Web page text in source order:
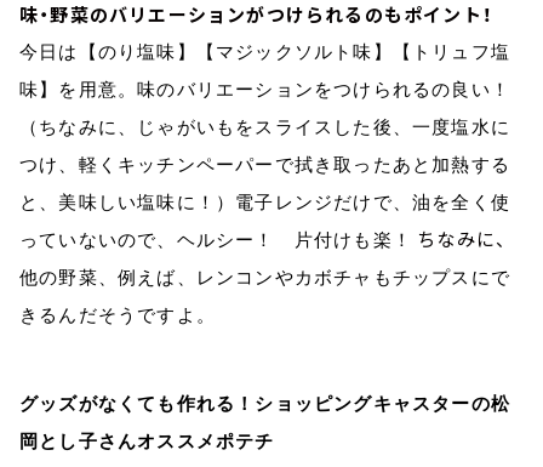
味・野菜のバリエーションがつけられるのもポイント！
今日は【のり塩味】【マジックソルト味】【トリュフ塩
味】を用意。味のバリエーションをつけられるの良い！
（ちなみに、じゃがいもをスライスした後、一度塩水に
つけ、軽くキッチンペーパーで拭き取ったあと加熱する
と、美味しい塩味に！）電子レンジだけで、油を全く使
っていないので、ヘルシー！ 片付けも楽！
ちなみに、
他の野菜、例えば、レンコンやカボチャもチップスにで
きるんだそうですよ。
グッズがなくても作れる！ショッピングキャスターの松
岡とし子さんオススメポテチ